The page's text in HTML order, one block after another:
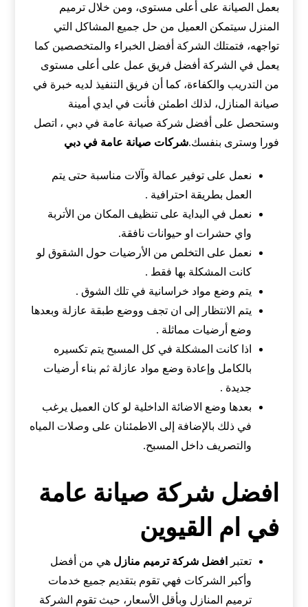
بعمل الصيانة على أعلى مستوى، ومن خلال ترميم
المنزل سيتمكن العميل من حل جميع المشاكل التي
تواجهه، فتمتلك الشركة أفضل الخبراء والمتخصصين كما
يعمل في الشركة أفضل فريق عمل على أعلى مستوى
من التدريب والكفاءة، كما أن فريق التنفيذ لديه خبرة في
صيانة المنازل، لذلك اطمئن فأنت في ايدي أمينة
وستحصل على أفضل شركة صيانة عامة في دبي ، اتصل
فورا وسترى بنفسك.شركات صيانة عامة في دبي
نعمل على توفير عمالة وآلات مناسبة حتى يتم
العمل بطريقة احترافية .
نعمل في البداية على تنظيف المكان من الأتربة
واي حشرات او حيوانات نافقة.
نعمل على التخلص من الأرضيات حول الشقوق لو
كانت المشكلة بها فقط .
يتم وضع مواد خراسانية في تلك الشوق .
يتم الانتظار إلى ان تجف ووضع طبقة عازلة وبعدها
وضع أرضيات مماثلة .
اذا كانت المشكلة في كل المسبح يتم تكسيره
بالكامل وإعادة وضع مواد عازلة ثم بناء أرضيات
جديدة .
بعدها وضع الاضائة الداخلية لو كان العميل يرغب
في ذلك بالإضافة إلى الاطمئنان على وصلات المياه
والتصريف داخل المسبح.
افضل شركة صيانة عامة
في ام القيوين
تعتبر افضل شركة ترميم منازل هي من أفضل
وأكبر الشركات فهي تقوم بتقديم جميع خدمات
ترميم المنازل وبأقل الأسعار، حيث تقوم الشركة